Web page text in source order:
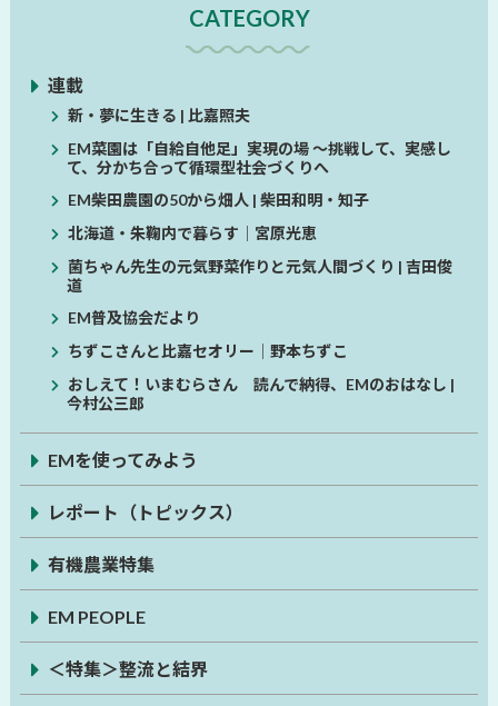
CATEGORY
連載
新・夢に生きる | 比嘉照夫
EM菜園は「自給自他足」実現の場 ～挑戦して、実感し
て、分かち合って循環型社会づくりへ
EM柴田農園の50から畑人 | 柴田和明・知子
北海道・朱鞠内で暮らす│宮原光恵
菌ちゃん先生の元気野菜作りと元気人間づくり | 吉田俊
道
EM普及協会だより
ちずこさんと比嘉セオリー│野本ちずこ
おしえて！いまむらさん 読んで納得、EMのおはなし |
今村公三郎
EMを使ってみよう
レポート（トピックス）
有機農業特集
EM PEOPLE
＜特集＞整流と結界